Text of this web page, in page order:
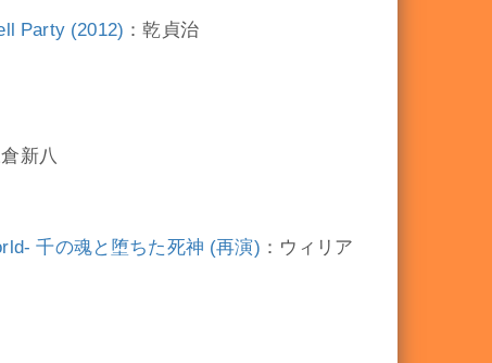
Party (2012) ：乾貞治
倉新八
千の魂と堕ちた死神 (再演) ：ウィリア